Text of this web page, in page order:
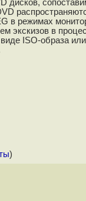
дисков,
в режимах
экскизов в
ISO-образа
)